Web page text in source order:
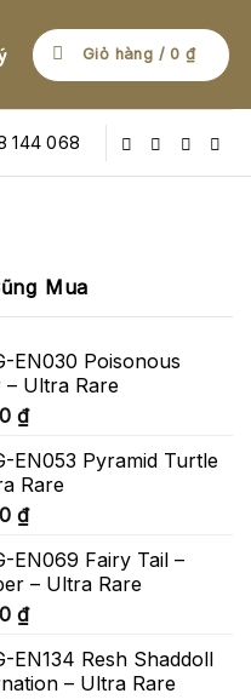
Giỏ hàng /0₫
144 068
Mua
EN030 Poisonous
– Ultra Rare
₫
EN053 Pyramid Turtle
Rare
₫
EN069 Fairy Tail –
– Ultra Rare
₫
EN134 Resh Shaddoll
– Ultra Rare